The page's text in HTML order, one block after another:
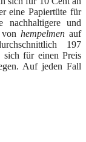
eine Papiertüte für
und
hempelmenauf
197
sich für einen Preis
Auf jeden Fall